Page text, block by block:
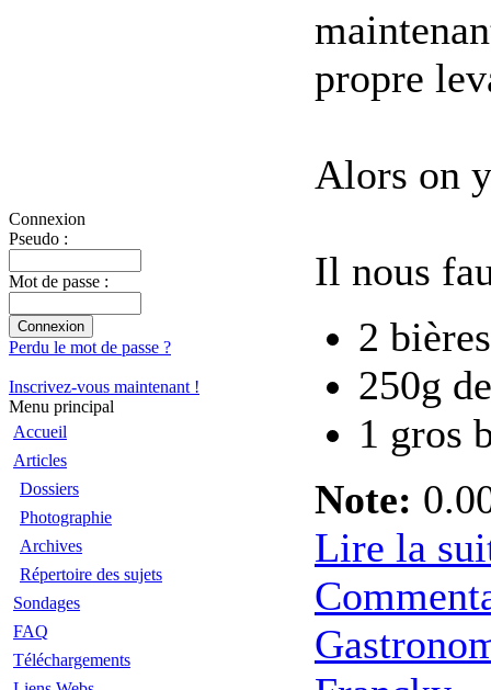
Connexion
Pseudo :
Mot de passe :
Perdu le mot de passe ?
Inscrivez-vous maintenant !
Menu principal
Accueil
Articles
Dossiers
Photographie
Archives
Répertoire des sujets
Sondages
FAQ
Téléchargements
propre
Alors on
Il nous
2 bières
250g
1 gros
Note:
Lire la